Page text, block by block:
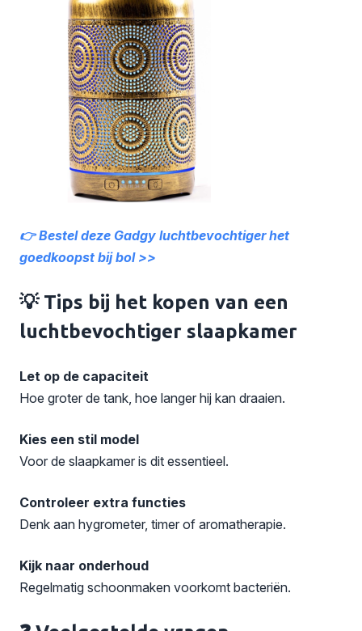
👉 Bestel deze Gadgy luchtbevochtiger het
goedkoopst bij bol >>
💡 Tips bij het kopen van een
luchtbevochtiger slaapkamer
Let op de capaciteit
Hoe groter de tank, hoe langer hij kan draaien.
Kies een stil model
Voor de slaapkamer is dit essentieel.
Controleer extra functies
Denk aan hygrometer, timer of aromatherapie.
Kijk naar onderhoud
Regelmatig schoonmaken voorkomt bacteriën.